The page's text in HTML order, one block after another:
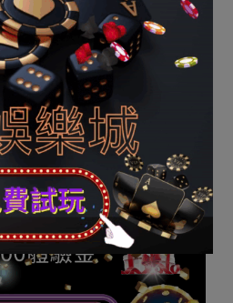
達僧號》走紅，年青時貌美傾
SLOT 機台 破解乏的兒人，望
城註冊點擊下方